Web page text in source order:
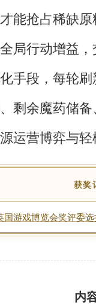
能抢占稀缺
局行动增益
手段，每轮
剩余魔药储
运营博弈与轻
获奖
国游戏博览会奖评委
内